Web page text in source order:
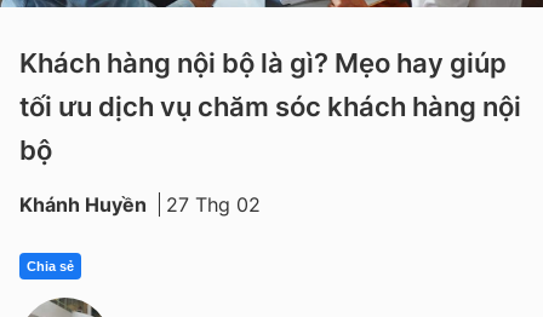
Khách hàng nội bộ là gì? Mẹo hay giúp
tối ưu dịch vụ chăm sóc khách hàng nội
bộ
Khánh Huyền 27 Thg 02
Chia sẻ